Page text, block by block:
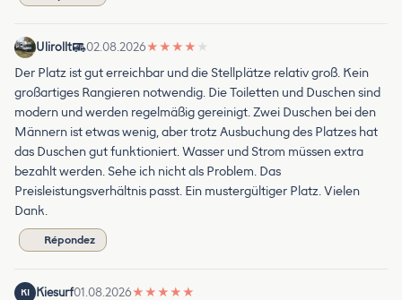
Ulirollt 02.08.2026★ ★ ★ ★ ★
Der Platz ist gut erreichbar und die Stellplätze relativ groß. Kein
großartiges Rangieren notwendig. Die Toiletten und Duschen sind
modern und werden regelmäßig gereinigt. Zwei Duschen bei den
Männern ist etwas wenig, aber trotz Ausbuchung des Platzes hat
das Duschen gut funktioniert. Wasser und Strom müssen extra
bezahlt werden. Sehe ich nicht als Problem. Das
Preisleistungsverhältnis passt. Ein mustergültiger Platz. Vielen
Dank.
Répondez
KI Kiesurf01.08.2026★ ★ ★ ★ ★